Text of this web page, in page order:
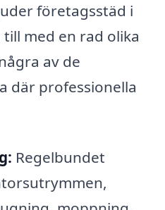
företagsstäd i
med en rad olika
av de
där professionella
Regelbundet